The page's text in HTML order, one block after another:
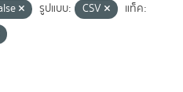
รูปแบบ: CSV
แท็ค: